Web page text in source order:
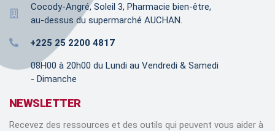
Cocody-Angré, Soleil 3, Pharmacie bien-être,
au-dessus du supermarché AUCHAN.
+225 25 2200 4817
08H00 à 20h00 du Lundi au Vendredi & Samedi
- Dimanche
NEWSLETTER
Recevez des ressources et des outils qui peuvent vous aider à